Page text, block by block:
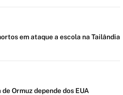
em ataque a escola na Tailândia
Ormuz depende dos EUA